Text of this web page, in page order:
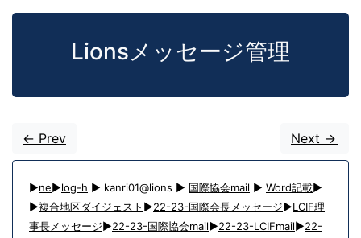
Lionsメッセージ管理
<- Prev Next ->
▶ne▶log-h ▶ kanri01@lions ▶ 国際協会mail ▶ Word記載▶
▶複合地区ダイジェスト ▶22-23-国際会長メッセージ▶LCIF理
事長メッセージ▶22-23-国際協会mail▶22-23-LCIFmail▶22-